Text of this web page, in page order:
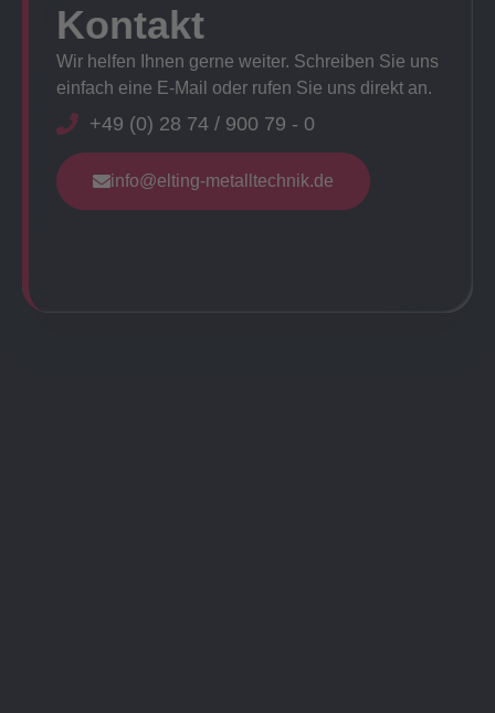
Kontakt
Wir helfen Ihnen gerne weiter. Schreiben Sie uns
einfach eine E-Mail oder rufen Sie uns direkt an.
+49 (0) 28 74 / 900 79 - 0
info@elting-metalltechnik.de